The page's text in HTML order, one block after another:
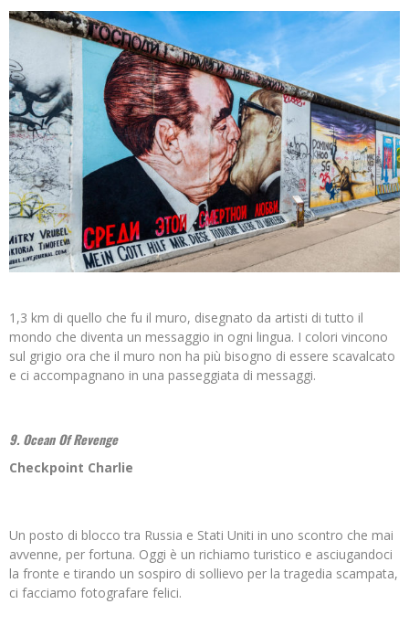
1,3 km di quello che fu il muro, disegnato da artisti di tutto il
mondo che diventa un messaggio in ogni lingua. I colori vincono
sul grigio ora che il muro non ha più bisogno di essere scavalcato
e ci accompagnano in una passeggiata di messaggi.
9. Ocean Of Revenge
Checkpoint Charlie
Un posto di blocco tra Russia e Stati Uniti in uno scontro che mai
avvenne, per fortuna. Oggi è un richiamo turistico e asciugandoci
la fronte e tirando un sospiro di sollievo per la tragedia scampata,
ci facciamo fotografare felici.